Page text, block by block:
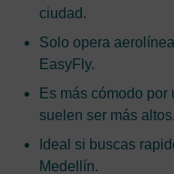
ciudad.
Solo opera
EasyFly.
Es más cómodo
suelen ser más altos.
Ideal si buscas
Medellín.